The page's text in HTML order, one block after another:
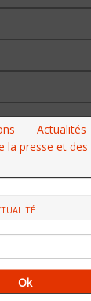
Actualités
la presse et des